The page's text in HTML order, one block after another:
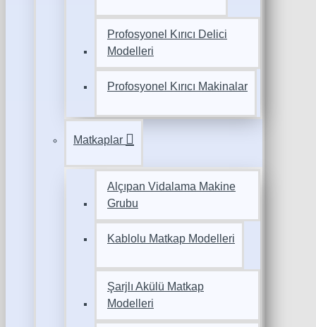
Profosyonel Kırıcı Delici
Modelleri
Profosyonel Kırıcı Makinalar
Matkaplar
Alçıpan Vidalama Makine
Grubu
Kablolu Matkap Modelleri
Şarjlı Akülü Matkap
Modelleri